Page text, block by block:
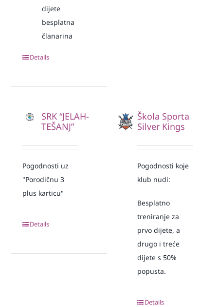
dijete
besplatna
članarina
Details
SRK “JELAH-
TEŠANJ”
Pogodnosti uz
"Porodičnu 3
plus karticu"
Details
Škola Sporta
Silver Kings
Pogodnosti koje
klub nudi:
Besplatno
treniranje za
prvo dijete, a
drugo i treće
dijete s 50%
popusta.
Details